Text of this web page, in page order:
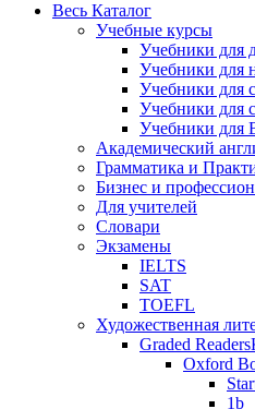
Весь Каталог
Учебные курсы
Учебники для
Учебники для
Учебники для
Учебники для
Учебники для
Академический
Грамматика и
Бизнес и
Для учителей
Словари
Экзамены
IELTS
SAT
TOEFL
Художественная
Graded Readers
Oxford
1b